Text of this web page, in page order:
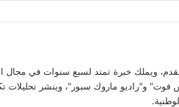
ويملك خبرة تمتد لسبع سنوات في مجال
و"راديو ماروك سبور"، وينشر تحليلات